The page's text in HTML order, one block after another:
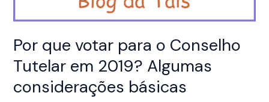
Por que votar para o Conselho
Tutelar em 2019? Algumas
considerações básicas